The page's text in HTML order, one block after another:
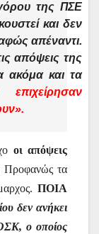
της ΠΣΕ
και δεν
απέναντι.
απόψεις της
ακόμα και τα
επιχείρησαν
οι απόψεις
Προφανώς τα
ΠΟΙΑ
δεν ανήκει
ο οποίος